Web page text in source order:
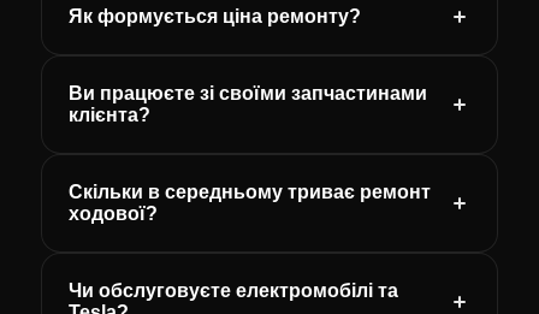
Як формується ціна ремонту?
Ви працюєте зі своїми запчастинами
клієнта?
Скільки в середньому триває ремонт
ходової?
Чи обслуговуєте електромобілі та